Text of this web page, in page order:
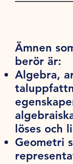
Ämnen
berör är:
Algebra,
löses och
Geometri